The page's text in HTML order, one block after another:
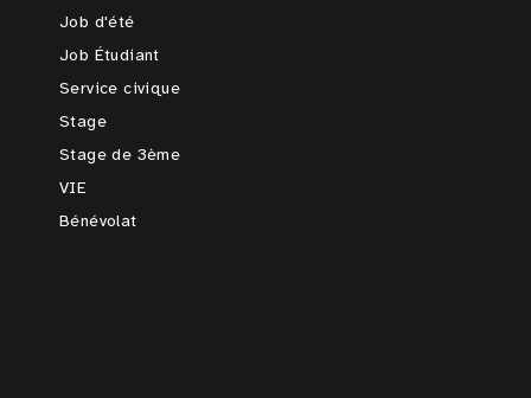
Job d'été
Job Étudiant
Service civique
Stage
Stage de 3ème
VIE
Bénévolat